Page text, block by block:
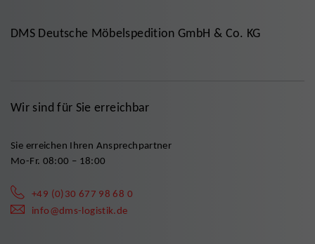
DMS Deutsche Möbelspedition GmbH & Co. KG
Wir sind für Sie erreichbar
Sie erreichen Ihren Ansprechpartner
Mo-Fr. 08:00 – 18:00
+49 (0)30 677 98 68 0
info@dms-logistik.de